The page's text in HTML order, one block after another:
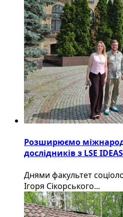
Розширюємо
дослідників з LSE
Днями факультет
Ігоря Сікорського...